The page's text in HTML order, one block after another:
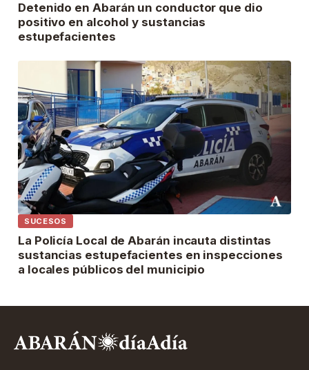
Detenido en Abarán un conductor que dio
positivo en alcohol y sustancias
estupefacientes
SUCESOS
La Policía Local de Abarán incauta distintas
sustancias estupefacientes en inspecciones
a locales públicos del municipio